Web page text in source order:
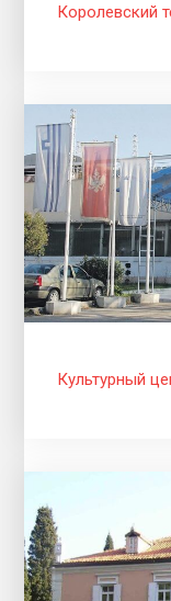
Королевский
Культурный